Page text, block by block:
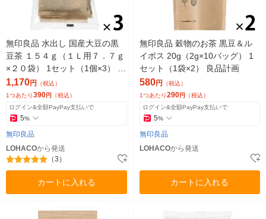
無印良品 水出し 国産大豆の黒
豆茶 １５４ｇ（１Ｌ用７．７ｇ
×２０袋） 1セット（1個×3） 良
品計画
1,170円
（税込）
1つあたり390円 （税込）
ログイン&全額PayPay支払いで
5%
無印良品
LOHACOから発送
（3）
カートに入れる
無印良品 穀物のお茶 黒豆＆ル
イボス 20g（2g×10バッグ） 1
セット（1袋×2） 良品計画
580円
（税込）
1つあたり290円 （税込）
ログイン&全額PayPay支払いで
5%
無印良品
LOHACOから発送
カートに入れる